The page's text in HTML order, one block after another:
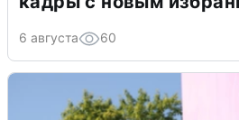
6 августа 60